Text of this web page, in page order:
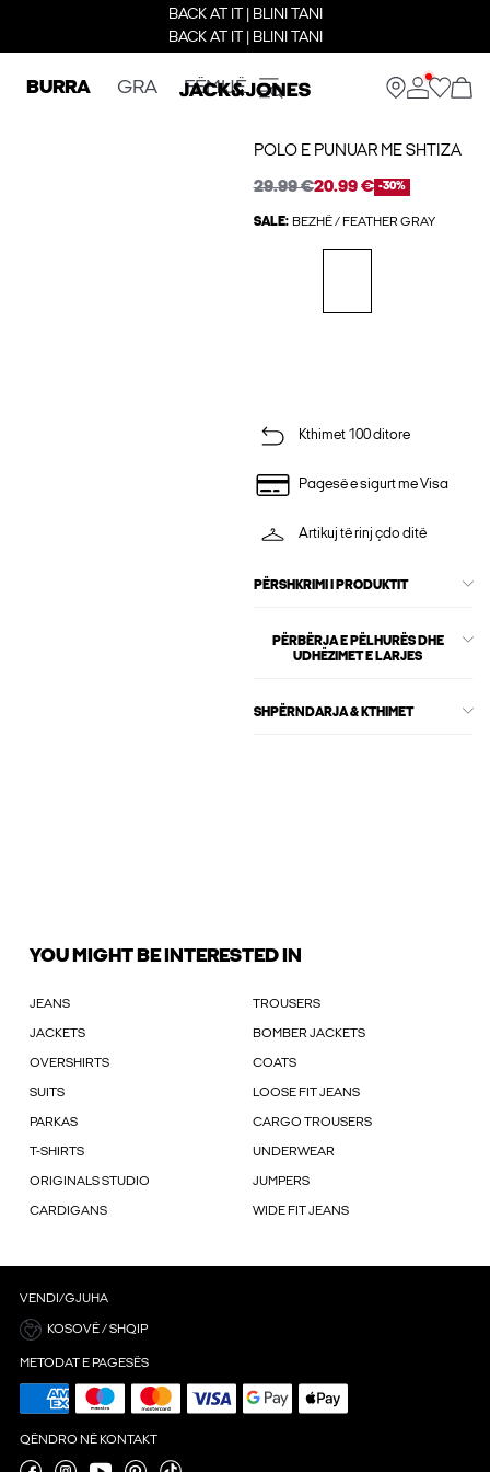
BACK AT IT | BLINI TANI
BACK AT IT | BLINI TANI
BURRA GRA FËMIJË
POLO E PUNUAR ME SHTIZA
29.99 €20.99 € -30%
SALE: BEZHË / FEATHER GRAY
Kthimet 100 ditore
Pagesë e sigurt me Visa
Artikuj të rinj çdo ditë
PËRSHKRIMI I PRODUKTIT
PËRBËRJA E PËLHURËS DHE
UDHËZIMET E LARJES
SHPËRNDARJA & KTHIMET
YOU MIGHT BE INTERESTED IN
JEANS TROUSERS
JACKETS BOMBER JACKETS
OVERSHIRTS COATS
SUITS LOOSE FIT JEANS
PARKAS CARGO TROUSERS
T-SHIRTS UNDERWEAR
ORIGINALS STUDIO JUMPERS
CARDIGANS WIDE FIT JEANS
VENDI/GJUHA
KOSOVË / SHQIP
METODAT E PAGESËS
QËNDRO NË KONTAKT